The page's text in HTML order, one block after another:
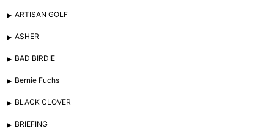
ARTISAN GOLF
ASHER
BAD BIRDIE
Bernie Fuchs
BLACK CLOVER
BRIEFING